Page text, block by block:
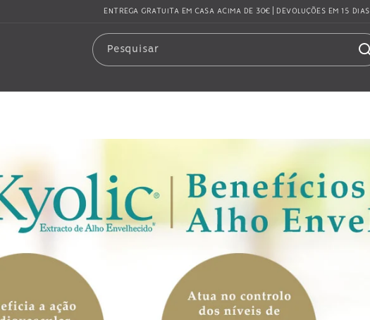
ENTREGA GRATUITA EM CASA ACIMA DE 30€ | DEVOLUÇÕES EM 15 DIAS
Pesquisar